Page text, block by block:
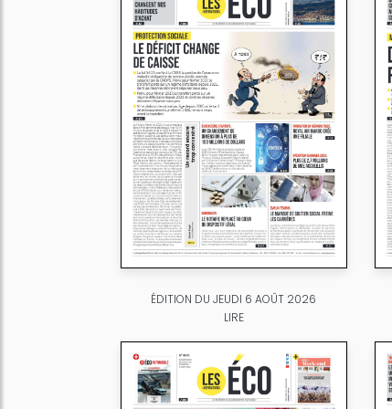
ÉDITION DU JEUDI 6 AOÛT 2026
LIRE